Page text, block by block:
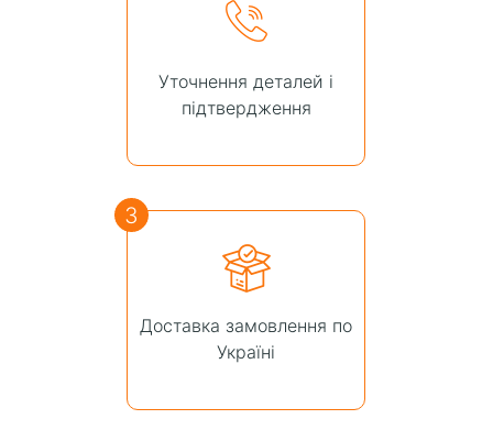
Уточнення деталей і
підтвердження
3
Доставка замовлення по
Україні